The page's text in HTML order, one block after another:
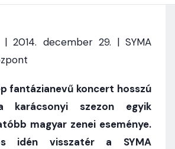
| 2014. december 29. | SYMA
fantázianevű koncert hosszú
szezon egyik
magyar zenei eseménye.
idén visszatér a SYMA